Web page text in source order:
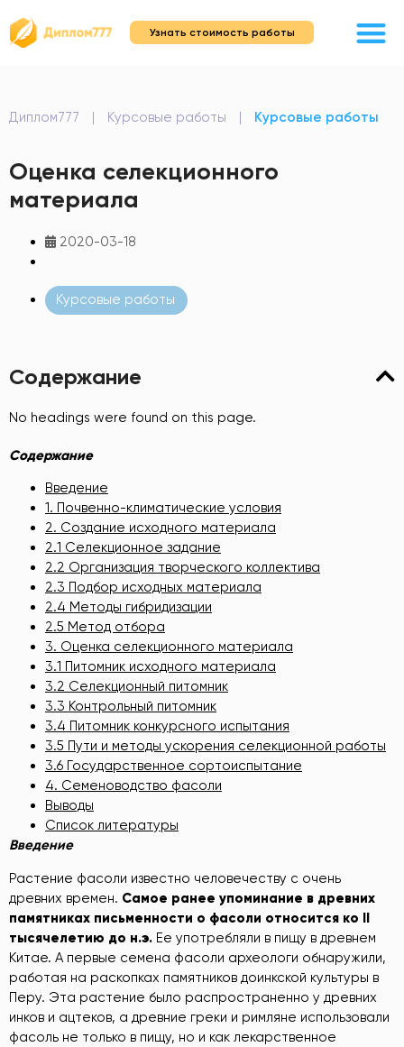
Узнать стоимость работы
Диплом777 | Курсовые работы | Курсовые работы
Оценка селекционного
материала
2020-03-18
Курсовые работы
Содержание
No headings were found on this page.
Содержание
Введение
1. Почвенно-климатические условия
2. Создание исходного материала
2.1 Селекционное задание
2.2 Организация творческого коллектива
2.3 Подбор исходных материала
2.4 Методы гибридизации
2.5 Метод отбора
3. Оценка селекционного материала
3.1 Питомник исходного материала
3.2 Селекционный питомник
3.3 Контрольный питомник
3.4 Питомник конкурсного испытания
3.5 Пути и методы ускорения селекционной работы
3.6 Государственное сортоиспытание
4. Семеноводство фасоли
Выводы
Список литературы
Введение
Растение фасоли известно человечеству с очень
древних времен. Самое ранее упоминание в древних
памятниках письменности о фасоли относится ко II
тысячелетию до н.э. Ее употребляли в пищу в древнем
Китае. А первые семена фасоли археологи обнаружили,
работая на раскопках памятников доинкской культуры в
Перу. Эта растение было распространенно у древних
инков и ацтеков, а древние греки и римляне использовали
фасоль не только в пищу, но и как лекарственное